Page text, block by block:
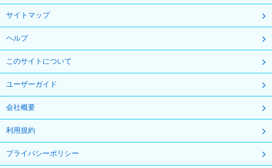
サイトマップ
ヘルプ
このサイトについて
ユーザーガイド
会社概要
利用規約
プライバシーポリシー